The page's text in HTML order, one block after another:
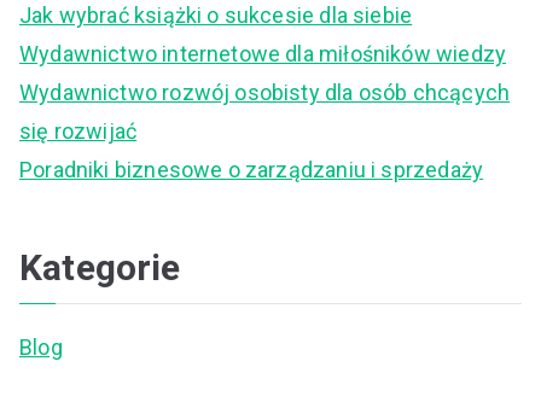
Jak wybrać książki o sukcesie dla siebie
Wydawnictwo internetowe dla miłośników wiedzy
Wydawnictwo rozwój osobisty dla osób chcących
się rozwijać
Poradniki biznesowe o zarządzaniu i sprzedaży
Kategorie
Blog